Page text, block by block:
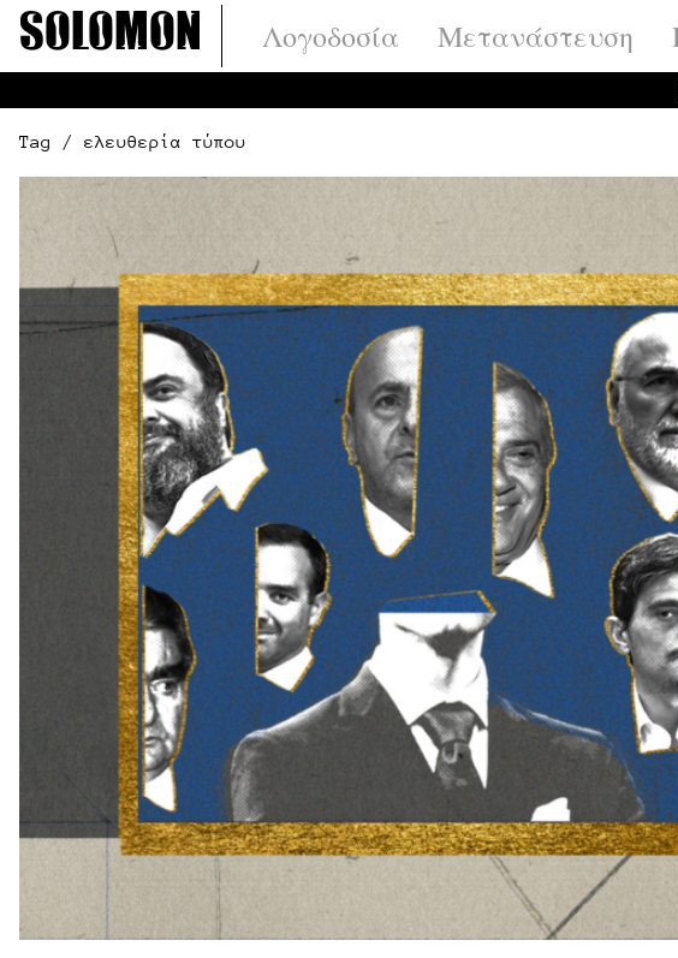
Μετάβαση
στο
περιεχόμενο
Solomon Λογοδοσία Μετανάστευση
Tag / ελευθερία τύπου